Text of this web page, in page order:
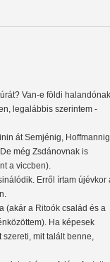
Van-e földi halandónak
legalábbis szerintem -
át Semjénig,
még Zsdánovnak is
a viccben).
Erről írtam újévkor
(akár a Ritoók család és a
Ha képesek
mit talált benne,